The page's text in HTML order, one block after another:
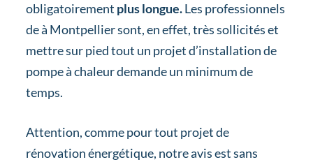
obligatoirement plus longue.Les professionnels
de à Montpellier sont, en effet, très sollicités et
mettre sur pied tout un projet d’installation de
pompe à chaleur demande un minimum de
temps.
Attention, comme pour tout projet de
rénovation énergétique, notre avis est sans